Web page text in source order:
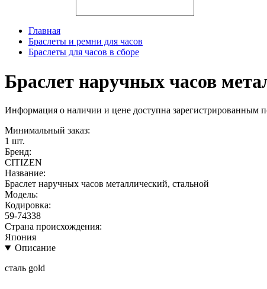
Главная
Браслеты и ремни для часов
Браслеты для часов в сборе
Браслет наручных часов
Информация о наличии и цене доступна зарегистрированным
Минимальный заказ:
1 шт.
Бренд:
CITIZEN
Название:
Браслет наручных часов металлический, стальной
Модель:
Кодировка:
59-74338
Страна происхождения:
Япония
Описание
сталь gold